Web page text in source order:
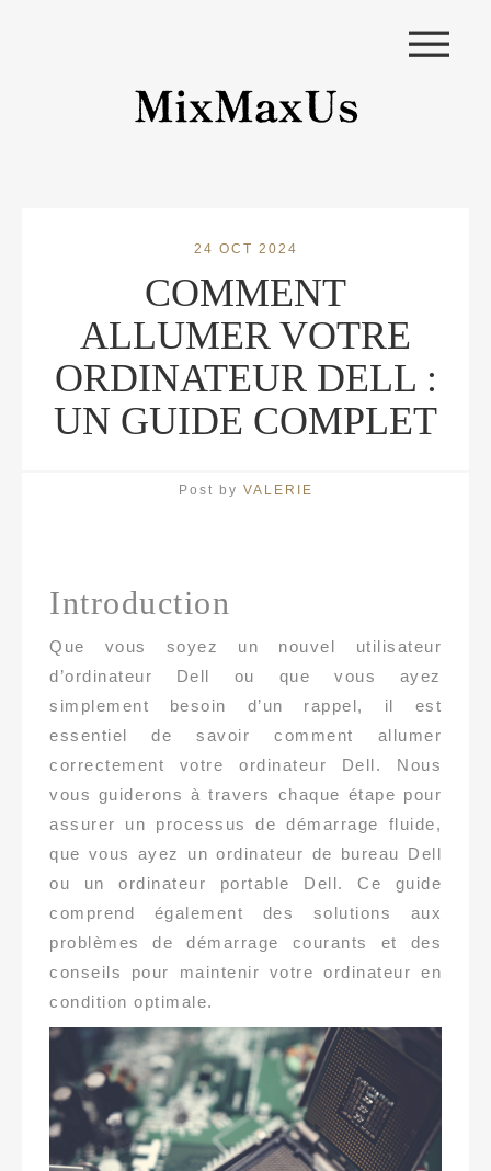
|||
24 OCT 2024
COMMENT
ALLUMER VOTRE
ORDINATEUR DELL :
UN GUIDE COMPLET
Post by VALERIE
Introduction
Que vous soyez un nouvel utilisateur
d’ordinateur Dell ou que vous ayez
simplement besoin d’un rappel, il est
essentiel de savoir comment allumer
correctement votre ordinateur Dell. Nous
vous guiderons à travers chaque étape pour
assurer un processus de démarrage fluide,
que vous ayez un ordinateur de bureau Dell
ou un ordinateur portable Dell. Ce guide
comprend également des solutions aux
problèmes de démarrage courants et des
conseils pour maintenir votre ordinateur en
condition optimale.